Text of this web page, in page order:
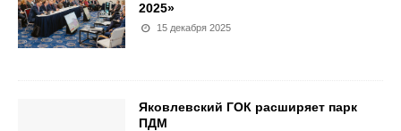
2025»
15 декабря 2025
Яковлевский ГОК расширяет парк
ПДМ